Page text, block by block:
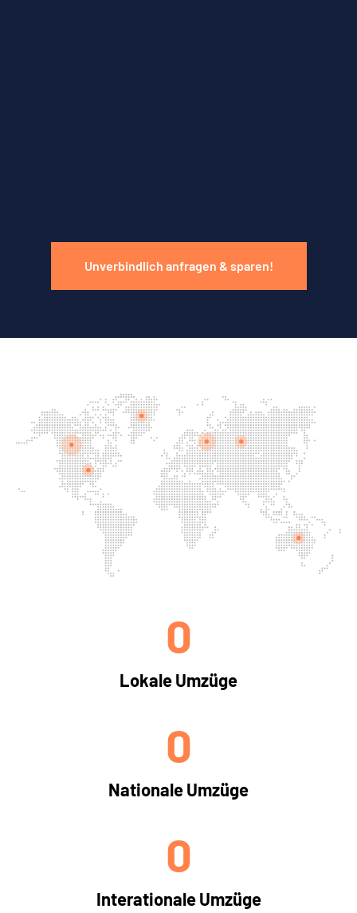
Unverbindlich anfragen & sparen!
Lokale Umzüge
0
Nationale Umzüge
0
Interationale Umzüge
0